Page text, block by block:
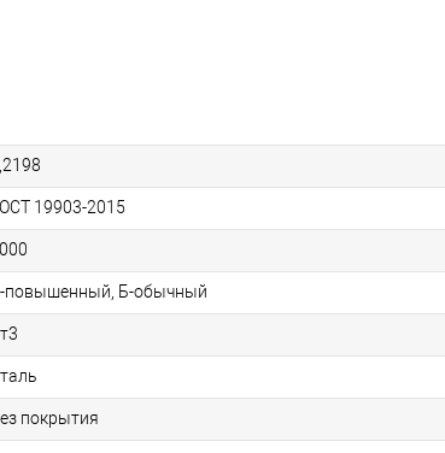
19903-2015
повышенный, Б-обычный
покрытия